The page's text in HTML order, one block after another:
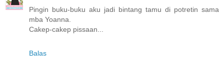
Pingin buku-buku aku jadi bintang tamu di potretin sama
mba Yoanna.
Cakep-cakep pissaan...
Balas